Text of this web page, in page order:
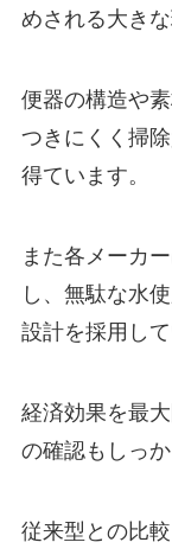
めされる大き
便器の構造や
つきにくく掃
得ています。
また各メーカ
し、無駄な水
設計を採用して
経済効果を最
の確認もしっ
従来型との比